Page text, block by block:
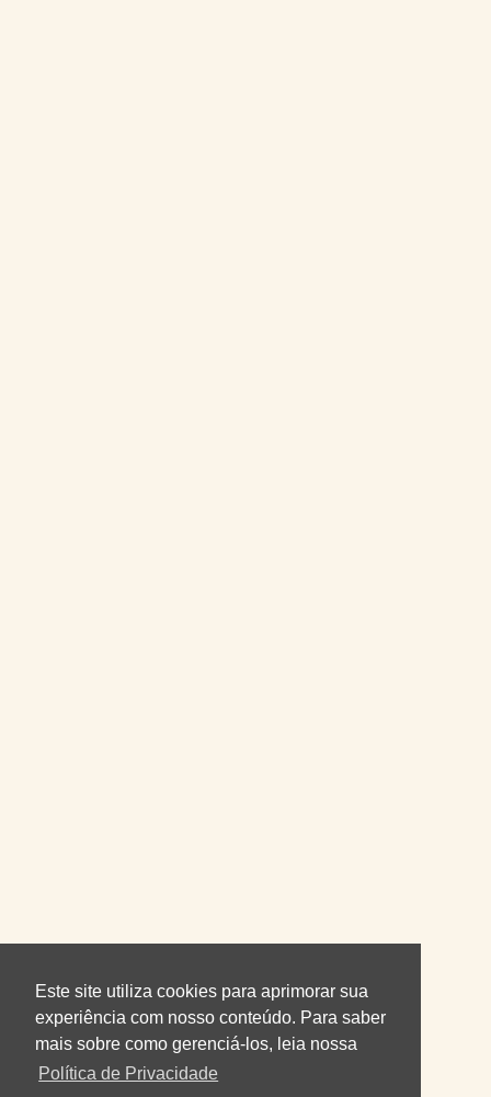
Este site utiliza cookies para aprimorar sua
experiência com nosso conteúdo. Para saber
mais sobre como gerenciá-los, leia nossa
Política de Privacidade